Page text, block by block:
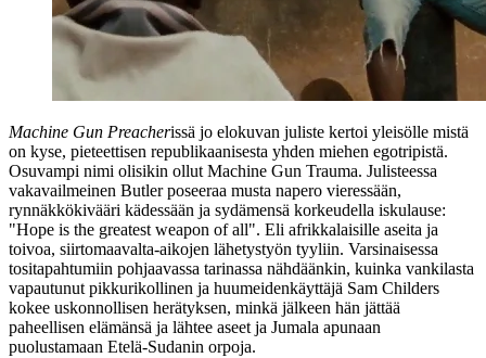
Machine Gun Preacherissä jo elokuvan juliste kertoi yleisölle mistä
on kyse, pieteettisen republikaanisesta yhden miehen egotripistä.
Osuvampi nimi olisikin ollut Machine Gun Trauma. Julisteessa
vakavailmeinen Butler poseeraa musta napero vieressään,
rynnäkkökivääri kädessään ja sydämensä korkeudella iskulause:
"Hope is the greatest weapon of all". Eli afrikkalaisille aseita ja
toivoa, siirtomaavalta-aikojen lähetystyön tyyliin. Varsinaisessa
tositapahtumiin pohjaavassa tarinassa nähdäänkin, kuinka vankilasta
vapautunut pikkurikollinen ja huumeidenkäyttäjä Sam Childers
kokee uskonnollisen herätyksen, minkä jälkeen hän jättää
paheellisen elämänsä ja lähtee aseet ja Jumala apunaan
puolustamaan Etelä-Sudanin orpoja.